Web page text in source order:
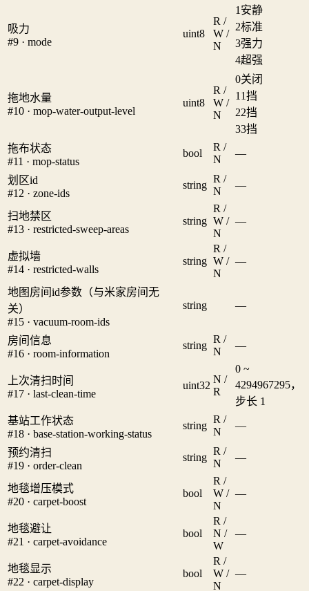
吸力
#9 · mode
uint8
R /
W /
N
1 安静
2标准
3强力
4超强
拖地水量
#10 · mop-water-output-level
uint8
R /
W /
N
0关闭
1 1挡
22挡
33挡
拖布状态
#11 · mop-status
bool
R /
N
—
划区id
#12 · zone-ids
string
R /
N
—
扫地禁区
#13 · restricted-sweep-areas
string
R /
W /
N
—
虚拟墙
#14 · restricted-walls
string
R /
W /
N
—
地图房间id参数（与米家房间无
关）
#15 · vacuum-room-ids
string —
房间信息
#16 · room-information
string
R /
N
—
上次清扫时间
#17 · last-clean-time
uint32
N /
R
0 ~
4294967295，
步长 1
基站工作状态
#18 · base-station-working-status
string
R /
N
—
预约清扫
#19 · order-clean
string
R /
N
—
地毯增压模式
#20 · carpet-boost
bool
R /
W /
N
—
地毯避让
#21 · carpet-avoidance
bool
R /
N /
W
—
地毯显示
#22 · carpet-display
bool
R /
W /
N
—